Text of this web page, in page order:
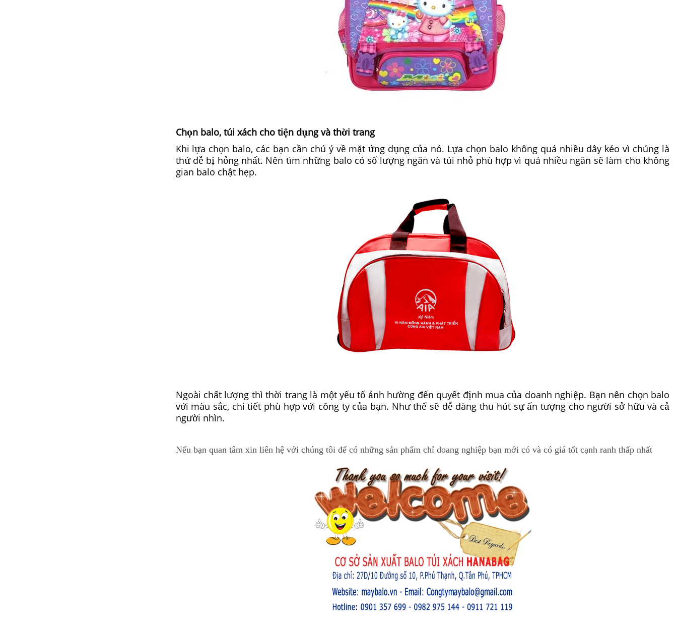
Chọn balo, túi xách cho tiện dụng và thời trang
Khi lựa chọn balo, các bạn cần chú ý về mặt ứng dụng của nó. Lựa chọn balo không quá nhiều dây kéo vì chúng là
thứ dễ bị hỏng nhất. Nên tìm những balo có số lượng ngăn và túi nhỏ phù hợp vì quá nhiều ngăn sẽ làm cho không
gian balo chật hẹp.
Ngoài chất lượng thì thời trang là một yếu tố ảnh hường đến quyết định mua của doanh nghiệp. Bạn nên chọn balo
với màu sắc, chi tiết phù hợp với công ty của bạn. Như thế sẽ dễ dàng thu hút sự ấn tượng cho người sở hữu và cả
người nhìn.
Nếu bạn quan tâm xin liên hệ với chúng tôi để có những sản phẩm chỉ doang nghiệp bạn mới có và có giá tốt cạnh ranh thấp nhất